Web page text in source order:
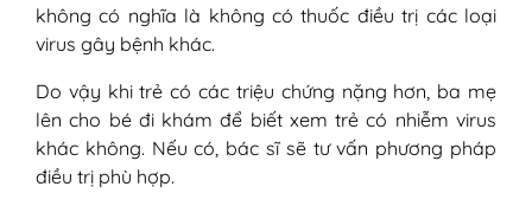
không có nghĩa là không có thuốc điều trị các loại
virus gây bệnh khác.
Do vậy khi trẻ có các triệu chứng nặng hơn, ba mẹ
lên cho bé đi khám để biết xem trẻ có nhiễm virus
khác không. Nếu có, bác sĩ sẽ tư vấn phương pháp
điều trị phù hợp.